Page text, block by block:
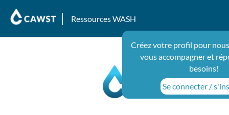
Ressources WASH
Créez votre profil pour
vous accompagner et
besoins!
Se connecter /